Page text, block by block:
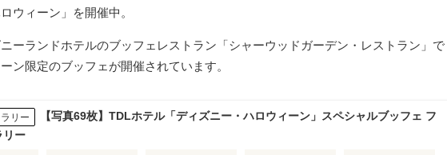
ウィーン」を開催中。
ーランドホテルのブッフェレストラン「シャーウッドガーデン・レストラン」で
ン限定のブッフェが開催されています。
リー
【写真69枚】TDLホテル「ディズニー・ハロウィーン」スペシャルブッフェ フ
リー